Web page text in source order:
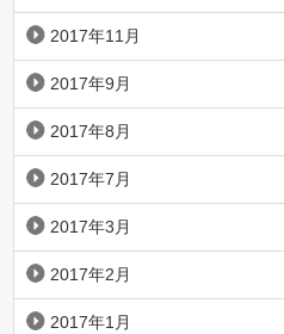
2017年11月
2017年9月
2017年8月
2017年7月
2017年3月
2017年2月
2017年1月